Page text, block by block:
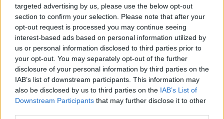
targeted advertising by us, please use the below opt-out
section to confirm your selection. Please note that after your
opt-out request is processed you may continue seeing
interest-based ads based on personal information utilized by
us or personal information disclosed to third parties prior to
your opt-out. You may separately opt-out of the further
disclosure of your personal information by third parties on the
IAB’s list of downstream participants. This information may
also be disclosed by us to third parties on the IAB’s List of
Downstream Participants that may further disclose it to other
Prenumerera Logga in
0COMMENTS